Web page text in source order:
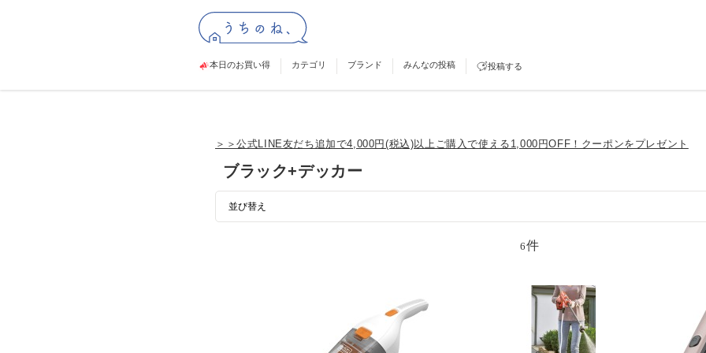
本日のお買い得 カテゴリ ブランド みんなの投稿 投稿する
＞＞公式LINE友だち追加で4,000円(税込)以上ご購入で使える1,000円OFF！クーポンをプレゼント
ブラック+デッカー
6件